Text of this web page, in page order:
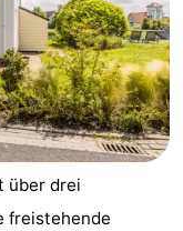
über drei
freistehende